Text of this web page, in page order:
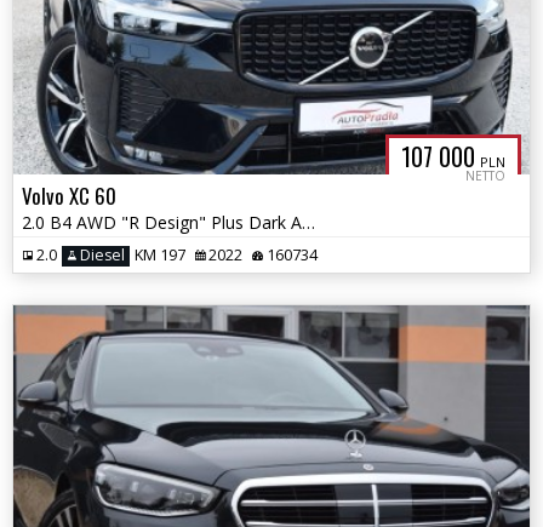
107 000 PLN
NETTO
Volvo XC 60
2.0 B4 AWD "R Design" Plus Dark Automatic Virtual Skóra Navi Ledy
2.0 Diesel KM 197 2022 160734